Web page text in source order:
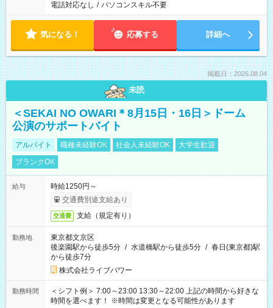
電話対応なし / パソコンスキル不要
気になる！ 応募する 詳細へ
掲載日：2026.08.04
未読
＜SEKAI NO OWARI＊8月15日・16日＞ドーム
公演のサポートバイト
アルバイト 職種未経験OK 社会人未経験OK
大学生歓迎
ブランクOK
給与
時給1250円～
交通費別途支給あり
交通費 支給（規定有り）
勤務地
東京都文京区
後楽園駅から徒歩5分 / 水道橋駅から徒歩5分 / 春日(東京都)駅
から徒歩7分
株式会社ライブパワー
勤務時間
＜シフト例＞ 7:00～23:00 13:30～22:00 上記の時間から好きな
時間を選べます！ ※時間は変更となる可能性があります